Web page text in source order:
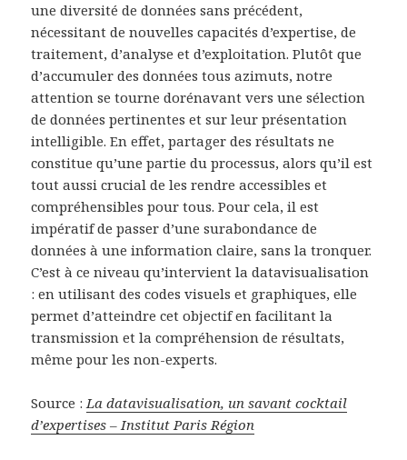
une diversité de données sans précédent,
nécessitant de nouvelles capacités d’expertise, de
traitement, d’analyse et d’exploitation. Plutôt que
d’accumuler des données tous azimuts, notre
attention se tourne dorénavant vers une sélection
de données pertinentes et sur leur présentation
intelligible. En effet, partager des résultats ne
constitue qu’une partie du processus, alors qu’il est
tout aussi crucial de les rendre accessibles et
compréhensibles pour tous. Pour cela, il est
impératif de passer d’une surabondance de
données à une information claire, sans la tronquer.
C’est à ce niveau qu’intervient la datavisualisation
: en utilisant des codes visuels et graphiques, elle
permet d’atteindre cet objectif en facilitant la
transmission et la compréhension de résultats,
même pour les non-experts.
Source :La datavisualisation, un savant cocktail
d’expertises – Institut Paris Région